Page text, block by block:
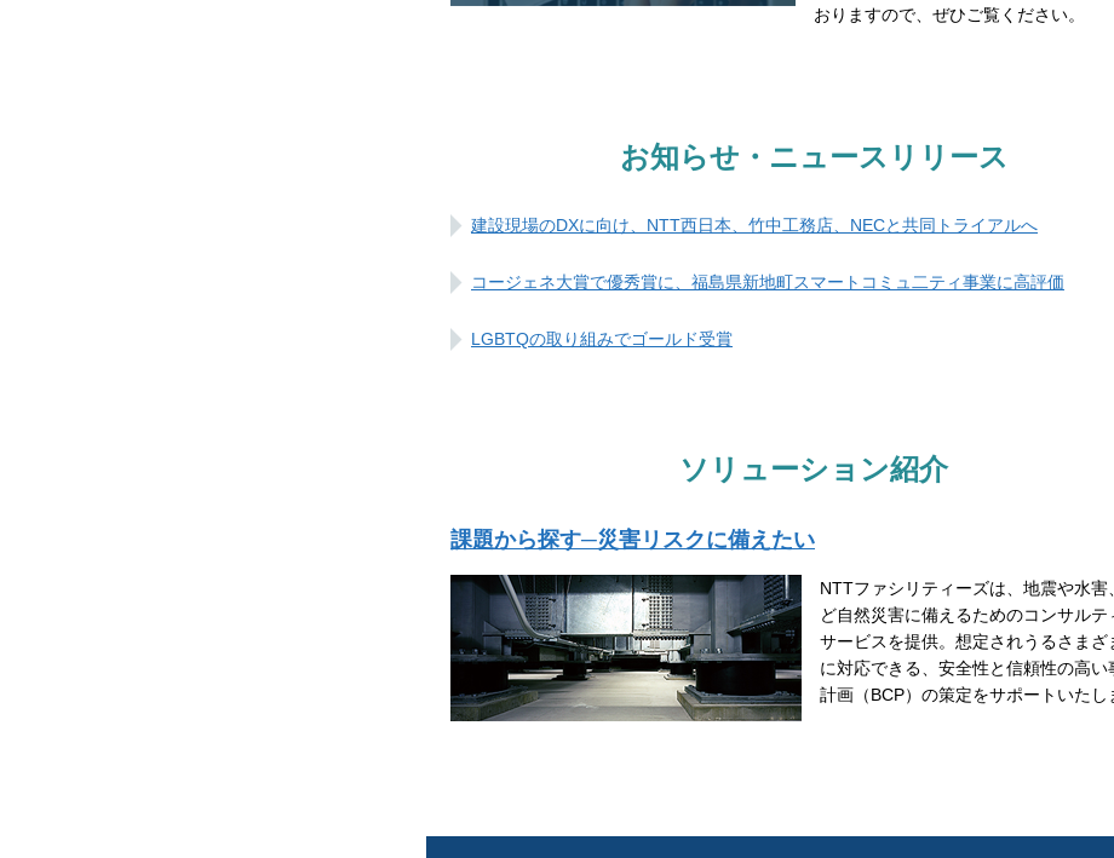
おりますので、ぜひご覧ください。
お知らせ・ニュースリリース
建設現場のDXに向け、NTT西日本、竹中工務店、NECと共同トライアルへ
コージェネ大賞で優秀賞に、福島県新地町スマートコミュ二ティ事業に高評価
LGBTQの取り組みでゴールド受賞
ソリューション紹介
課題から探す─災害リスクに備えたい
NTTファシリティーズは、地震や水害
ど自然災害に備えるためのコンサルテ
サービスを提供。想定されうるさまざ
に対応できる、安全性と信頼性の高い
計画（BCP）の策定をサポートいたし